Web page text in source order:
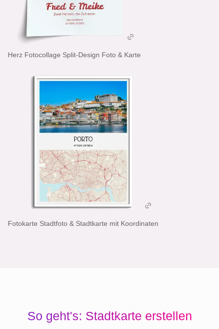
Herz Fotocollage Split-Design Foto & Karte
Fotokarte Stadtfoto & Stadtkarte mit Koordinaten
So geht's: Stadtkarte erstellen